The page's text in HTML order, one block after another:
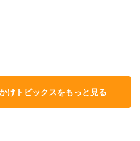
けトピックスをもっと見る